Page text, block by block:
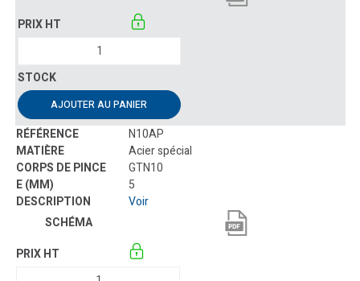
AJOUTER AU PANIER
N10AP
Acier spécial
GTN10
5
Voir